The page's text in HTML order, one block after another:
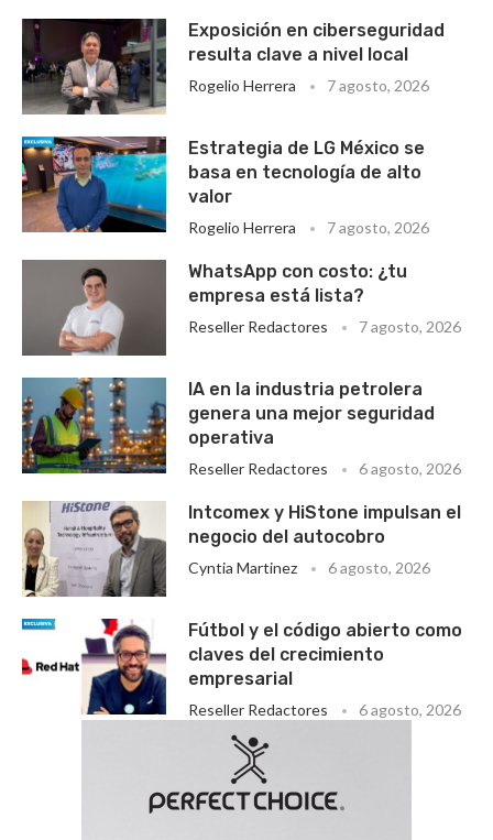
Exposición en ciberseguridad
resulta clave a nivel local
Rogelio Herrera 7 agosto, 2026
Estrategia de LG México se
basa en tecnología de alto
valor
Rogelio Herrera 7 agosto, 2026
WhatsApp con costo: ¿tu
empresa está lista?
Reseller Redactores 7 agosto, 2026
IA en la industria petrolera
genera una mejor seguridad
operativa
Reseller Redactores 6 agosto, 2026
Intcomex y HiStone impulsan el
negocio del autocobro
Cyntia Martinez 6 agosto, 2026
Fútbol y el código abierto como
claves del crecimiento
empresarial
Reseller Redactores 6 agosto, 2026